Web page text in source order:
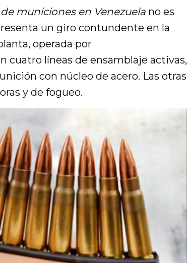
municiones en Venezuela no es
un giro contundente en la
operada por
cuatro líneas de ensamblaje activas,
con núcleo de acero. Las otras
y de fogueo.